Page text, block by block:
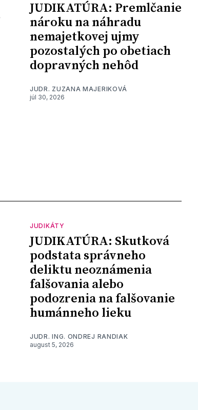
JUDIKATÚRA: Premlčanie
nároku na náhradu
nemajetkovej ujmy
pozostalých po obetiach
dopravných nehôd
JUDR. ZUZANA MAJERIKOVÁ
júl 30, 2026
JUDIKÁTY
JUDIKATÚRA: Skutková
podstata správneho
deliktu neoznámenia
falšovania alebo
podozrenia na falšovanie
humánneho lieku
JUDR. ING. ONDREJ RANDIAK
august 5, 2026